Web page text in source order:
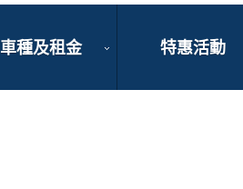
車種及租金 特惠活動